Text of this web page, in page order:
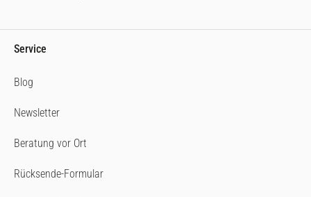
Service
Blog
Newsletter
Beratung vor Ort
Rücksende-Formular